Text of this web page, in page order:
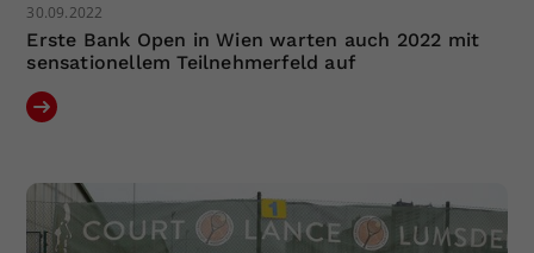
30.09.2022
Erste Bank Open in Wien warten auch 2022 mit
sensationellem Teilnehmerfeld auf